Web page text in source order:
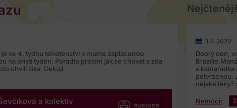
ve 4. tydnu tehotenstvi a mame zaplacenou
na pristi tyden. Poradte prosim jak se chovat a zda
chvili zika. Dekuji
a kolektiv
1.4.2020
Dobrý den,
a kamarádka
potvrzenou.
nějaké léky?
Nemoci: